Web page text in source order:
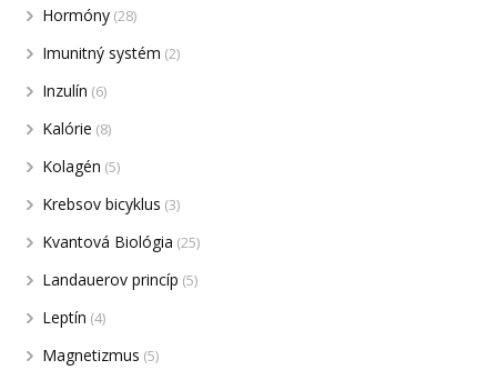
Hormóny (28)
Imunitný systém (2)
Inzulín (6)
Kalórie (8)
Kolagén (5)
Krebsov bicyklus (3)
Kvantová Biológia (25)
Landauerov princíp (5)
Leptín (4)
Magnetizmus (5)